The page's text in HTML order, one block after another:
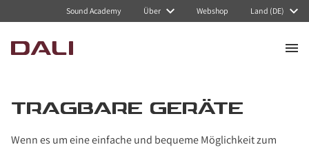
Sound Academy Über Webshop Land (DE)
TRAGBARE GERÄTE
Wenn es um eine einfache und bequeme Möglichkeit zum
Navigated to Tragbare Geräte